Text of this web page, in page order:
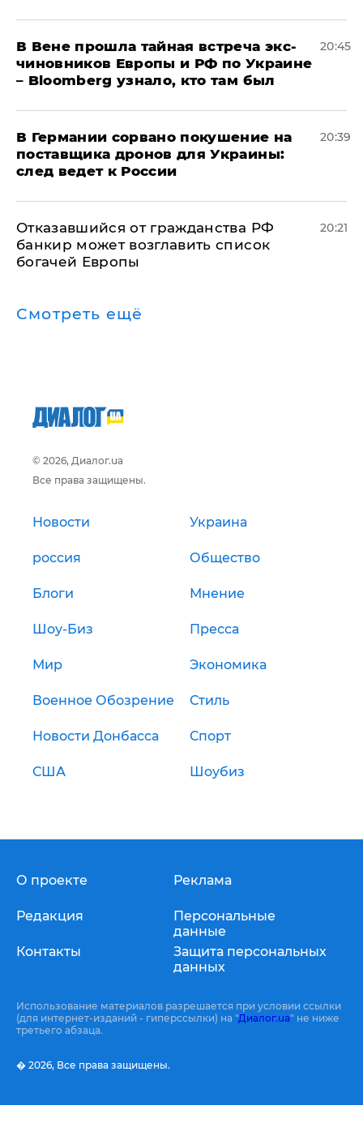
В Вене прошла тайная встреча экс-
чиновников Европы и РФ по Украине
– Bloomberg узнало, кто там был
20:45
​В Германии сорвано покушение на
поставщика дронов для Украины:
след ведет к России
20:39
Отказавшийся от гражданства РФ
банкир может возглавить список
богачей Европы
20:21
Смотреть ещё
© 2026, Диалог.ua
Все права защищены.
Новости Украина
россия Общество
Блоги Мнение
Шоу-Биз Пресса
Мир Экономика
Военное Обозрение Стиль
Новости Донбасса Спорт
США Шоубиз
О проекте
Редакция
Контакты
Реклама
Персональные
данные
Защита персональных
данных
Использование материалов разрешается при условии ссылки
(для интернет-изданий - гиперссылки) на "Диалог.ua" не ниже
третьего абзаца.
� 2026, Все права защищены.